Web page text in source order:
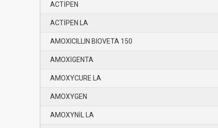
ACTİPEN
ACTİPEN LA
AMOXICILLIN BIOVETA 150
AMOXİGENTA
AMOXYCURE LA
AMOXYGEN
AMOXYNİL LA